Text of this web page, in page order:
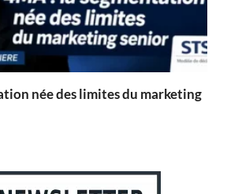
née des limites du marketing